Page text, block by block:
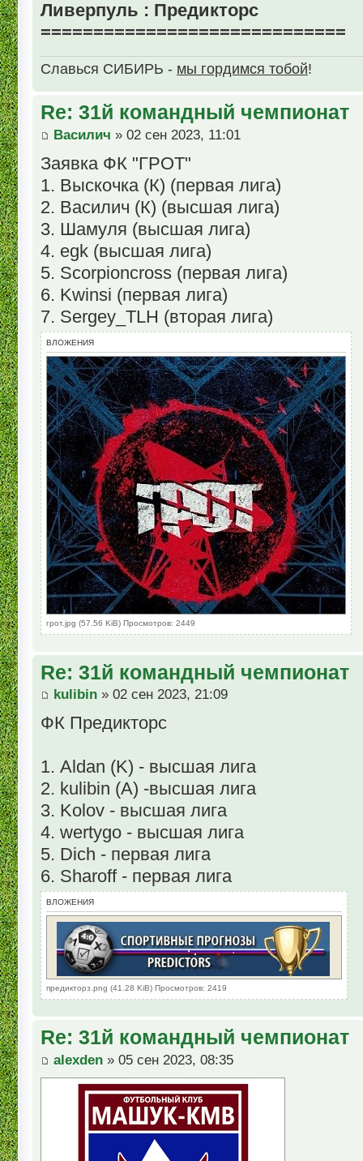
Ливерпуль : Предикторс
=============================
Славься СИБИРЬ - мы гордимся тобой!
Re: 31й командный чемпионат
Василич » 02 сен 2023, 11:01
Заявка ФК "ГРОТ"
1. Выскочка (К) (первая лига)
2. Василич (К) (высшая лига)
3. Шамуля (высшая лига)
4. egk (высшая лига)
5. Scorpioncross (первая лига)
6. Kwinsi (первая лига)
7. Sergey_TLH (вторая лига)
ВЛОЖЕНИЯ
грот.jpg (57.56 KiB) Просмотров: 2449
Re: 31й командный чемпионат
kulibin » 02 сен 2023, 21:09
ФК Предикторс
1. Aldan (K) - высшая лига
2. kulibin (A) -высшая лига
3. Kolov - высшая лига
4. wertygo - высшая лига
5. Dich - первая лига
6. Sharoff - первая лига
ВЛОЖЕНИЯ
предикторз.png (41.28 KiB) Просмотров: 2419
Re: 31й командный чемпионат
alexden » 05 сен 2023, 08:35